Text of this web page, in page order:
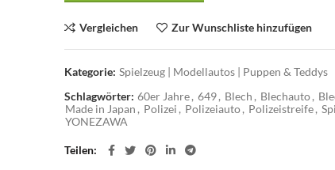
Vergleichen Zur Wunschliste hinzufügen
Kategorie: Spielzeug | Modellautos | Puppen & Teddys
Schlagwörter: 60er Jahre, 649, Blech , Blechauto,
Made in Japan , Polizei , Polizeiauto, Polizeistreife,
YONEZAWA
Teilen